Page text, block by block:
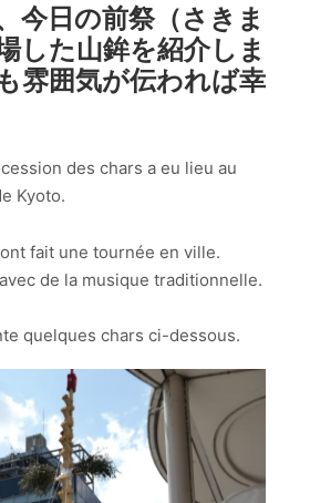
今日の前祭（さきま
した山鉾を紹介しま
雰囲気が伝われば幸
des chars a eu lieu au
Kyoto.
fait une tournée en ville.
de la musique traditionnelle.
quelques chars ci-dessous.